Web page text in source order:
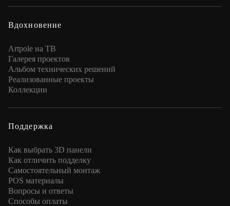
Вдохновение
Artpole на ТВ
Галерея проектов
Альбом технических решений
Реализованные проекты
Коллекции
Поддержка
Как выбрать 3D панели
Как отличить подделку
Самостоятельный монтаж
POS материалы
Вопросы и ответы
Способы оплаты